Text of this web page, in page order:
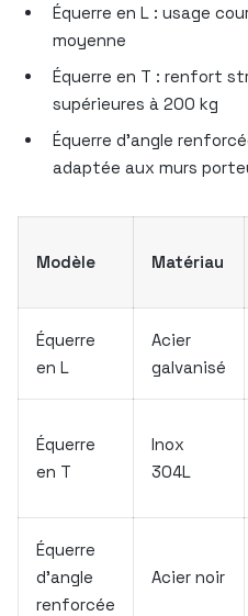
Équerre en L : usage
moyenne
Équerre en T : renfort
supérieures à 200 kg
Équerre d’angle
adaptée aux murs
Modèle Matériau
Équerre
en L
Acier
galvanisé
Équerre
en T
Inox
304L
Équerre
d’angle
renforcée
Acier noir